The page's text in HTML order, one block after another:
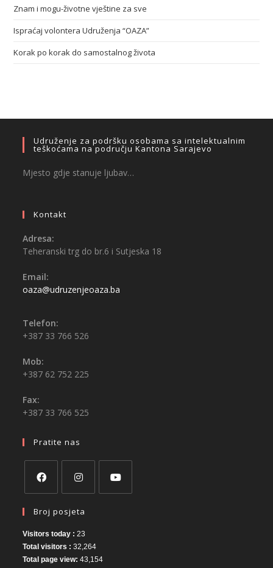
Znam i mogu-životne vještine za sve
Ispraćaj volontera Udruženja “OAZA”
Korak po korak do samostalnog života
Udruženje za podršku osobama sa intelektualnim
teškoćama na području Kantona Sarajevo
Mjesto gdje stanuje ljubav…
Kontakt
Adresa:
Teheranski trg do br.6 i Sutjeska 18
Email:
oaza@udruzenjeoaza.ba
Telefon:
+387 33 766 526
Mob:
+387 62 752 225
Fax:
+387 33 766 525
Pratite nas
Broj posjeta
Visitors today :23
Total visitors :32,264
Total page view:43,154